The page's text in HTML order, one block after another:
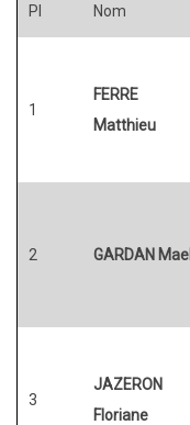
Pl Nom
1
FERRE
Matthieu
2 GARDAN Mael
3
JAZERON
Floriane